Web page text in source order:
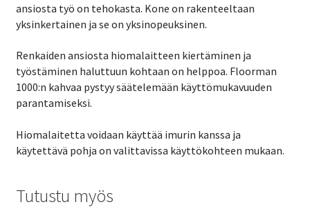
ansiosta työ on tehokasta. Kone on rakenteeltaan
yksinkertainen ja se on yksinopeuksinen.
Renkaiden ansiosta hiomalaitteen kiertäminen ja
työstäminen haluttuun kohtaan on helppoa. Floorman
1000:n kahvaa pystyy säätelemään käyttömukavuuden
parantamiseksi.
Hiomalaitetta voidaan käyttää imurin kanssa ja
käytettävä pohja on valittavissa käyttökohteen mukaan.
Tutustu myös